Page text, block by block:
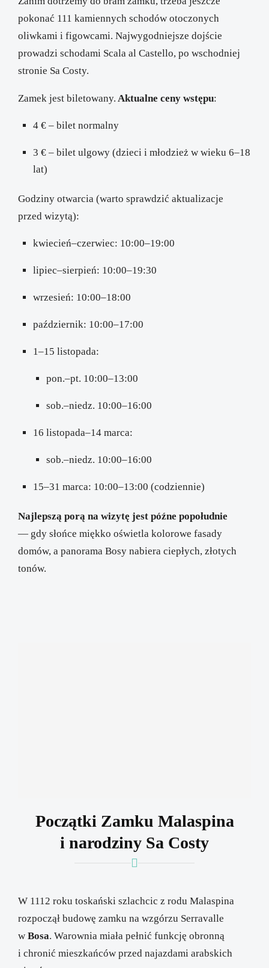
pokonać 111 kamiennych schodów otoczonych
oliwkami i figowcami. Najwygodniejsze dojście
prowadzi schodami Scala al Castello, po wschodniej
stronie Sa Costy.
Zamek jest biletowany. Aktualne ceny wstępu:
4 € – bilet normalny
3 € – bilet ulgowy (dzieci i młodzież w wieku 6–18
lat)
Godziny otwarcia (warto sprawdzić aktualizacje
przed wizytą):
kwiecień–czerwiec: 10:00–19:00
lipiec–sierpień: 10:00–19:30
wrzesień: 10:00–18:00
październik: 10:00–17:00
1–15 listopada:
pon.–pt. 10:00–13:00
sob.–niedz. 10:00–16:00
16 listopada–14 marca:
sob.–niedz. 10:00–16:00
15–31 marca: 10:00–13:00 (codziennie)
Najlepszą porą na wizytę jest późne popołudnie
— gdy słońce miękko oświetla kolorowe fasady
domów, a panorama Bosy nabiera ciepłych, złotych
tonów.
Początki Zamku Malaspina
i narodziny Sa Costy
W 1112 roku toskański szlachcic z rodu Malaspina
rozpoczął budowę zamku na wzgórzu Serravalle
w Bosa. Warownia miała pełnić funkcję obronną
i chronić mieszkańców przed najazdami arabskich